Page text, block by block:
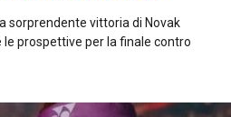
sorprendente vittoria di Novak
le prospettive per la finale contro